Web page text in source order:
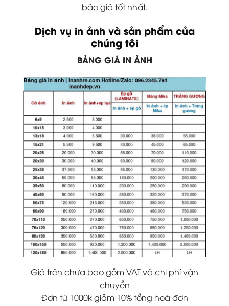
báo giá tốt nhất.
Dịch vụ in ảnh và sản phẩm của
chúng tôi
BẢNG GIÁ IN ẢNH
Giá trên chưa bao gồm VAT và chi phí vận
chuyển
Đơn từ 1000k giảm 10% tổng hoá đơn